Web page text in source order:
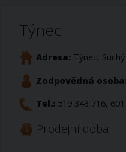
Týnec
Adresa: Týnec,
Zodpovědná
Tel.: 519 343 716,
Prodejní doba